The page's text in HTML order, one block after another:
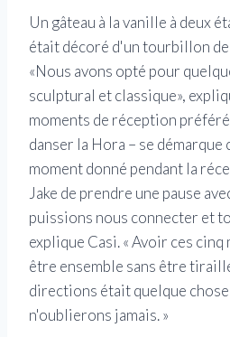
Un gâteau à la vanille à deux
était décoré d'un tourbillon
«Nous avons opté pour
sculptural et classique»,
moments de réception
danser la Hora – se démarque
moment donné pendant la
Jake de prendre une pause
puissions nous connecter et
explique Casi. « Avoir ces
être ensemble sans être
directions était quelque chose
n'oublierons jamais. »